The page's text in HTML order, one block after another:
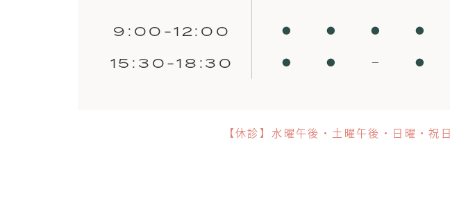
9:00-12:00 ● ● ● ●
15:30-18:30 ● ● − ●
【休診】水曜午後・土曜午後・日曜・祝日